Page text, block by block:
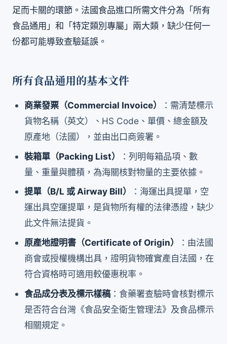
足而卡關的環節。法國食品進口所需文件分為「所有
食品通用」和「特定類別專屬」兩大類，缺少任何一
份都可能導致查驗延誤。
所有食品通用的基本文件
商業發票（Commercial Invoice）
：需清楚標示
貨物名稱（英文）、HS Code、單價、總金額及
原產地（法國），並由出口商簽署。
裝箱單（Packing List）
：列明每箱品項、數
量、重量與體積，為海關核對物量的主要依據。
提單（B/L 或 Airway Bill）
：海運出具提單，空
運出具空運提單，是貨物所有權的法律憑證，缺少
此文件無法提貨。
原產地證明書（Certificate of Origin）
：由法國
商會或授權機構出具，證明貨物確實產自法國，在
符合資格時可適用較優惠稅率。
食品成分表及標示樣稿 ：食藥署查驗時會核對標示
是否符合台灣《食品安全衛生管理法》及食品標示
相關規定。